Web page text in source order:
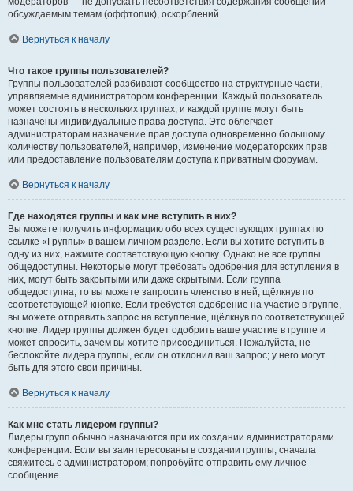
обсуждаемым темам (оффтопик), оскорблений.
Вернуться к началу
Что такое группы пользователей?
Группы пользователей разбивают сообщество на структурные части,
управляемые администратором конференции. Каждый пользователь
может состоять в нескольких группах, и каждой группе могут быть
назначены индивидуальные права доступа. Это облегчает
администраторам назначение прав доступа одновременно большому
количеству пользователей, например, изменение модераторских прав
или предоставление пользователям доступа к приватным форумам.
Вернуться к началу
Где находятся группы и как мне вступить в них?
Вы можете получить информацию обо всех существующих группах по
ссылке «Группы» в вашем личном разделе. Если вы хотите вступить в
одну из них, нажмите соответствующую кнопку. Однако не все группы
общедоступны. Некоторые могут требовать одобрения для вступления в
них, могут быть закрытыми или даже скрытыми. Если группа
общедоступна, то вы можете запросить членство в ней, щёлкнув по
соответствующей кнопке. Если требуется одобрение на участие в группе,
вы можете отправить запрос на вступление, щёлкнув по соответствующей
кнопке. Лидер группы должен будет одобрить ваше участие в группе и
может спросить, зачем вы хотите присоединиться. Пожалуйста, не
беспокойте лидера группы, если он отклонил ваш запрос; у него могут
быть для этого свои причины.
Вернуться к началу
Как мне стать лидером группы?
Лидеры групп обычно назначаются при их создании администраторами
конференции. Если вы заинтересованы в создании группы, сначала
свяжитесь с администратором; попробуйте отправить ему личное
сообщение.